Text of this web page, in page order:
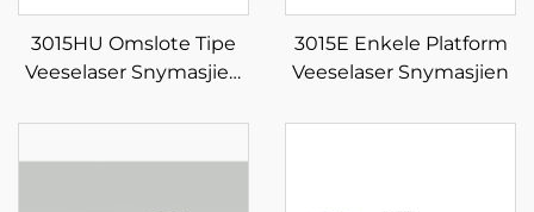
3015HU Omslote Tipe
Veeselaser Snymasjien
en Aflaai
Materiaalberging
3015E Enkele Platform
Veeselaser Snymasjien